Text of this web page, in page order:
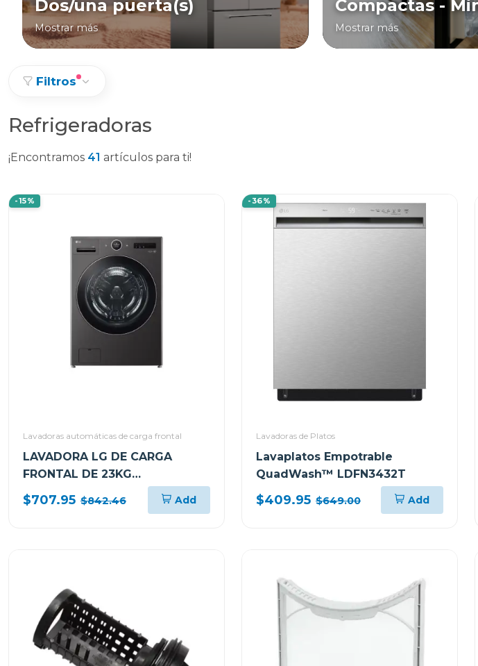
Dos/una puerta(s)
Mostrar más
Compactas -
Mostrar más
Filtros
Refrigeradoras
¡Encontramos 41 artículos para ti!
-15%
Lavadoras automáticas de carga frontal
LAVADORA LG DE CARGA
FRONTAL DE 23KG
TURBOWASH 360 AI DD CON
VAPOR WM23BFXS6
$707.95 $842.46 Add
-36%
Lavadoras de Platos
Lavaplatos Empotrable
QuadWash™ LDFN3432T
$409.95 $649.00 Add